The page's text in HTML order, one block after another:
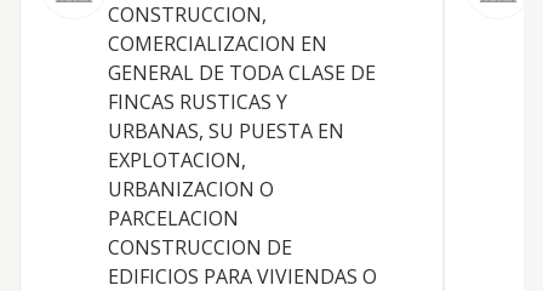
CONSTRUCCION,
COMERCIALIZACION EN
GENERAL DE TODA CLASE DE
FINCAS RUSTICAS Y
URBANAS, SU PUESTA EN
EXPLOTACION,
URBANIZACION O
PARCELACION
CONSTRUCCION DE
EDIFICIOS PARA VIVIENDAS O